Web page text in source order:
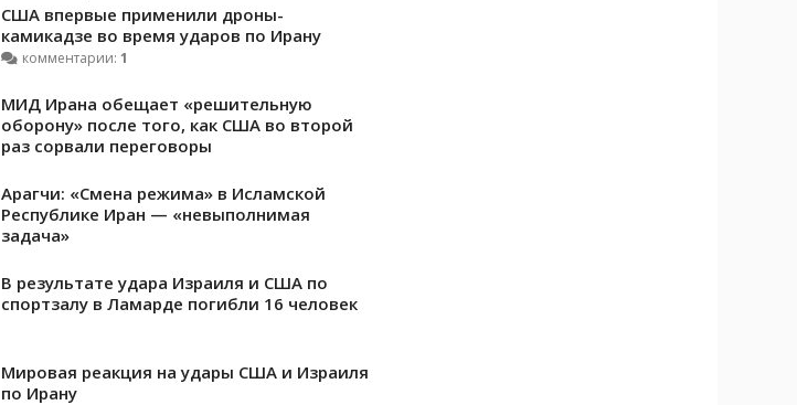
США впервые применили дроны-
камикадзе во время ударов по Ирану
комментарии: 1
МИД Ирана обещает «решительную
оборону» после того, как США во второй
раз сорвали переговоры
Арагчи: «Смена режима» в Исламской
Республике Иран — «невыполнимая
задача»
В результате удара Израиля и США по
спортзалу в Ламарде погибли 16 человек
Мировая реакция на удары США и Израиля
по Ирану